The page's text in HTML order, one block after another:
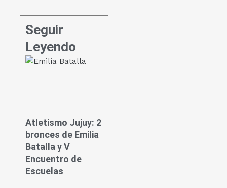
Seguir
Leyendo
Atletismo Jujuy: 2
bronces de Emilia
Batalla y V
Encuentro de
Escuelas